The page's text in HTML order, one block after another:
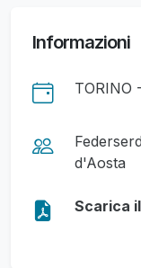
Informazioni
TORINO
d'Aosta
Scarica il